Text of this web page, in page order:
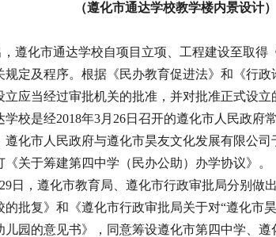
（遵化市通达学校教学楼内景设计）
化市通达学校自项目立项、工程建设至取得
规定及程序。根据《民办教育促进法》和《行
立应当经过审批机关的批准，并对批准正式设
学校是经2018年3月26日召开的遵化市人民政府
遵化市人民政府与遵化市昊友文化发展有限公司
关于筹建第四中学（民办公助）办学协议》。
，遵化市教育局、遵化市行政审批局分别做
的批复》和《遵化市行政审批局关于对“遵化市
儿园的意见书》，同意筹设遵化市第四中学、